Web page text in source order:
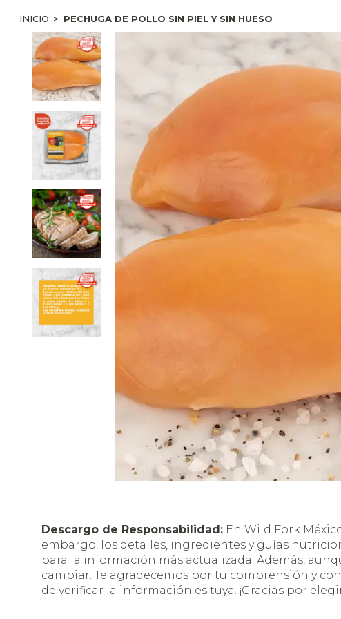
INICIO PECHUGA DE POLLO SIN PIEL Y SIN HUESO
Descargo de Responsabilidad: En Wild Fork
embargo, los detalles, ingredientes y guías
para la información más actualizada. Además,
cambiar. Te agradecemos por tu comprensión y
de verificar la información es tuya. ¡Gracias por